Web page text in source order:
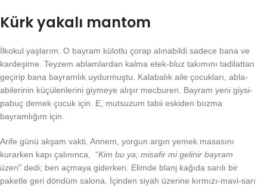
Kürk yakalı mantom
İlkokul yaşlarım. O bayram külotlu çorap alınabildi sadece bana ve
kardeşime. Teyzem ablamlardan kalma etek-bluz takımını tadilattan
geçirip bana bayramlık uydurmuştu. Kalabalık aile çocukları, abla-
abilerinin küçülenlerini giymeye alışır mecburen. Bayram yeni giysi-
pabuç demek çocuk için. E, mutsuzum tabii eskiden bozma
bayramlığım için.
Arife günü akşam vakti. Annem, yorgun argın yemek masasını
kurarken kapı çalınınca, “Kim bu ya; misafir mi gelinir bayram
üzeri” dedi; ben açmaya giderken. Elimde blanj kağıda sarılı bir
paketle geri döndüm salona. İçinden siyah üzerine kırmızı-mavi-sarı